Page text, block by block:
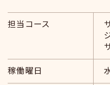
担当コース
稼働曜日